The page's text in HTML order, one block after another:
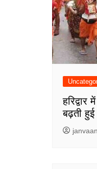
हरिद्वार
बढ़ती हुई